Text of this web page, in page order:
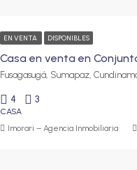
EN VENTA DISPONIBLES
4 3
CASA
Imorari – Agencia Inmobiliaria